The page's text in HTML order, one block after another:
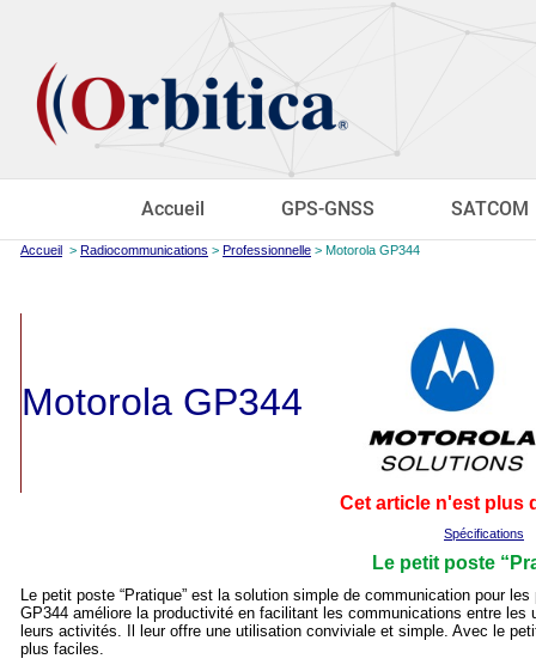
Accueil GPS-GNSS SATCOM
Accueil > Radiocommunications > Professionnelle > Motorola GP344
Motorola GP344
Cet article n'est plus
Spécifications
Le petit poste
Le petit poste “Pratique” est la solution simple de communication pour
GP344 améliore la productivité en facilitant les communications entre
leurs activités. Il leur offre une utilisation conviviale et simple. Avec le
plus faciles.